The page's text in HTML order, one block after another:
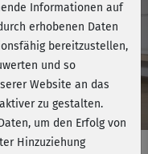
Informationen auf
erhobenen Daten
bereitzustellen,
und so
Website an das
zu gestalten.
um den Erfolg von
Hinzuziehung